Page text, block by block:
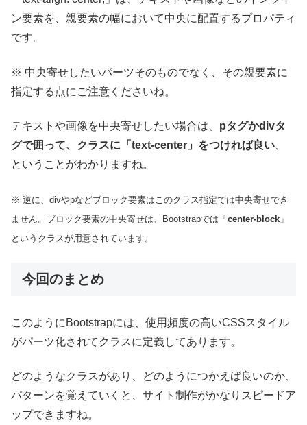
ン要素を、親要素の幅において中央に配置するプロパティ
です。
※ 中央寄せしたいパーツそのものでなく、その親要素に
指定する点にご注意くださいね。
テキストや画像を中央寄せしたい場合は、 pタグかdivタ
グで囲って、クラスに「text-center」をつければ良い
ということがわかりますね。
※ 逆に、divやpなどブロック要素はこのクラス指定では中央寄せでき
ません。ブロック要素の中央寄せは、Bootstrapでは「center-block 」
というクラスが用意されています。
今回のまとめ
このようにBootstrapには、使用頻度の高いCSSスタイル
がパーツ化されてクラスに定義してあります。
どのようなクラスがあり、どのようにつかえば良いのか、
パターンを覚えていくと、サイト制作がかなりスピードア
ップできますね。